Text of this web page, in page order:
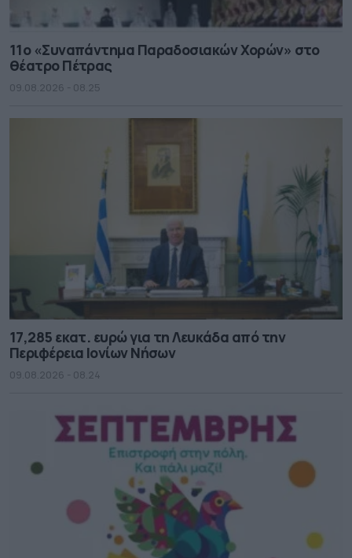
11ο «Συναπάντημα Παραδοσιακών Χορών» στο
θέατρο Πέτρας
09.08.2026 - 08.25
17,285 εκατ. ευρώ για τη Λευκάδα από την
Περιφέρεια Ιονίων Νήσων
09.08.2026 - 08.24